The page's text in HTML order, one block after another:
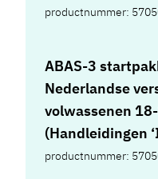
leerkrachtversie
0-4 jaar, in box)
verantwoording’
aanvullende
vragenlijsten
jaar, 10
leerkrachtversie
5-17 jaar, 10
productnummer:
ABAS-3
Nederlandse
volwassenen
(Handleidingen
verantwoording’
productnummer: